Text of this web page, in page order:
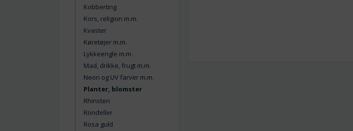
Kobberting
Kors, religion m.m.
Kvaster
Køretøjer m.m.
Lykkeengle m.m.
Mad, drikke, frugt m.m.
Neon og UV farver m.m.
Planter, blomster
Rhinsten
Rondeller
Rosa guld